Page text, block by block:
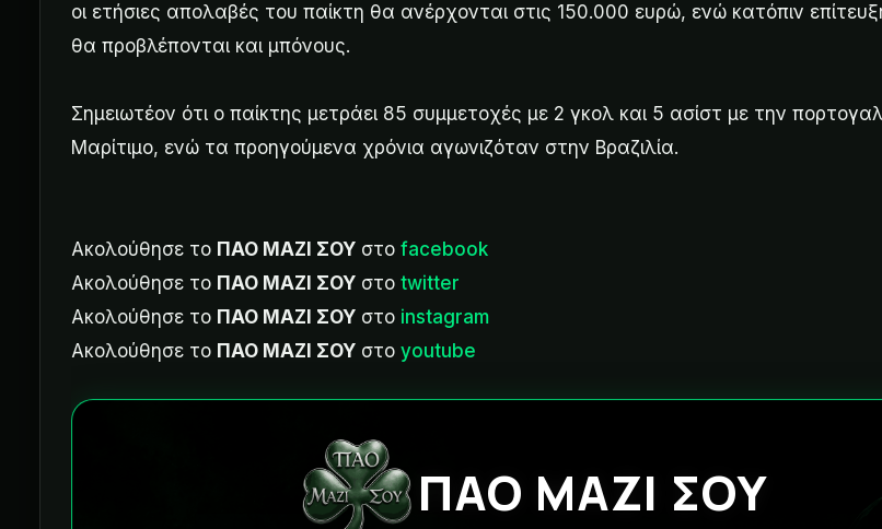
οι ετήσιες απολαβές του παίκτη θα ανέρχονται στις 150.000 ευρώ, ενώ κατόπιν
θα προβλέπονται και μπόνους.
Σημειωτέον ότι ο παίκτης μετράει 85 συμμετοχές με 2 γκολ και 5 ασίστ με την
Μαρίτιμο, ενώ τα προηγούμενα χρόνια αγωνιζόταν στην Βραζιλία.
Ακολούθησε το ΠΑΟ ΜΑΖΙ ΣΟΥ στο facebook
Ακολούθησε το ΠΑΟ ΜΑΖΙ ΣΟΥ στο twitter
Ακολούθησε το ΠΑΟ ΜΑΖΙ ΣΟΥ στο instagram
Ακολούθησε το ΠΑΟ ΜΑΖΙ ΣΟΥ στο youtube
ΠΑΟ ΜΑΖΙ ΣΟΥ